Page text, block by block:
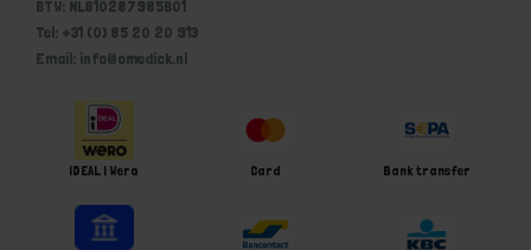
BTW: NL810287985B01
Tel: +31 (0) 85 20 20 913
Email: info@omedick.nl
iDEAL | Wero Card Bank transfer